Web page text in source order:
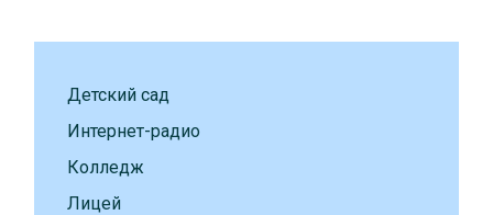
Детский сад
Интернет-радио
Колледж
Лицей